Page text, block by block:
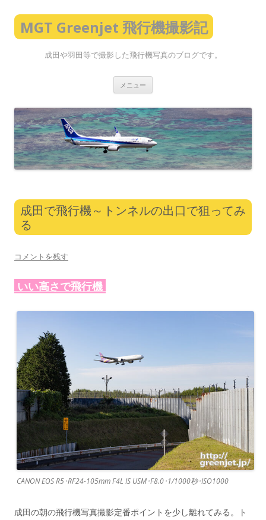
MGT Greenjet 飛行機撮影記
成田や羽田等で撮影した飛行機写真のブログです。
メニュー
ン
ツ
へ
ス
キ
ッ
プ
成田で飛行機～トンネルの出口で狙ってみ
る
コメントを残す
いい高さで飛行機
CANON EOS R5･RF24-105mm F4L IS USM･F8.0･1/1000秒･ISO1000
成田の朝の飛行機写真撮影定番ポイントを少し離れてみる。ト